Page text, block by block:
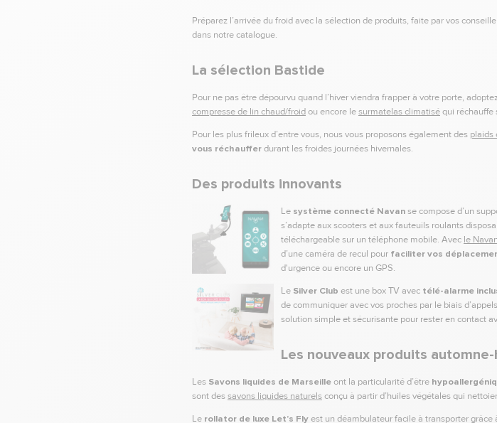
Préparez l’arrivée du froid avec la sélection de produits, faite par vos
dans notre catalogue.
La sélection Bastide
Pour ne pas être dépourvu quand l’hiver viendra frapper à votre porte,
compresse de lin chaud/froidou encore lesurmatelas climatiséqui réchauffe
Pour les plus frileux d’entre vous, nous vous proposons également des plaids
vous réchaufferdurant les froides journées hivernales.
Des produits innovants
Le système connecté Navanse compose d’un
s’adapte aux scooters et aux fauteuils roulants
téléchargeable sur un téléphone mobile. Avec le Navan
d’une caméra de recul pour faciliter vos
d'urgence ou encore un GPS.
Le Silver Club est une box TV avec télé-alarme
de communiquer avec vos proches par le biais
solution simple et sécurisante pour rester en contact
Les nouveaux produits
Les Savons liquides de Marseilleont la particularité d’être
sont dessavons liquides naturelsconçu à partir d’huiles végétales qui
Le rollator de luxe Let’s Flyest un déambulateur facile à transporter grâce